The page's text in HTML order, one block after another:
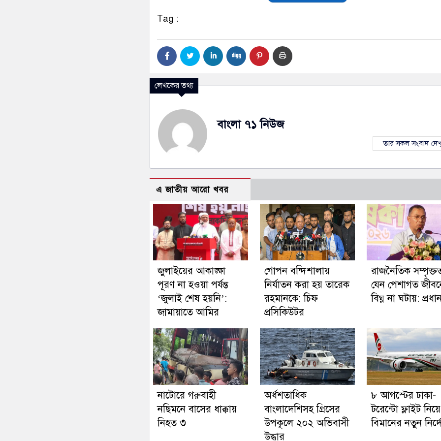
Tag :
লেখকের তথ্য
বাংলা ৭১ নিউজ
তার সকল সংবাদ
এ জাতীয় আরো খবর
জুলাইয়ের আকাঙ্ক্ষা
পূরণ না হওয়া পর্যন্ত
‘জুলাই শেষ হয়নি’:
জামায়াতে আমির
গোপন বন্দিশালায়
নির্যাতন করা হয় তারেক
রহমানকে: চিফ
প্রসিকিউটর
রাজনৈতিক
যেন পেশাগত
বিঘ্ন না ঘটায়:
নাটোরে গরুবাহী
নছিমনে বাসের ধাক্কায়
নিহত ৩
অর্ধশতাধিক
বাংলাদেশিসহ গ্রিসের
উপকূলে ২০২ অভিবাসী
উদ্ধার
৮ আগস্টের ঢাকা-
টরেন্টো ফ্লাইট নিয়ে
বিমানের নতুন